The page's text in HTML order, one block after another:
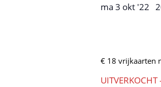
ma 3 okt '22
€ 18 vrijkaarten